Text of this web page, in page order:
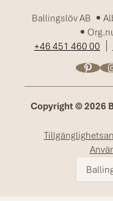
Ballingslöv AB
+46 451 460 00
Copyright © 2026